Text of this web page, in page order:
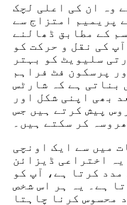
وہ ان کی اعلی لچک
پریمیم امتزاج سے
کے مطابق ڈھالنے
کی نقل و حرکت کو
سلیویٹ کو بہتر
پرسکون فٹ فراہم
بناتی ہے کہ شارٹس
بھی اپنی شکل اور
پیش کرتے ہیں جس
کر سکتے ہیں۔
میں سے ایک اونچی
اختراعی ڈیزائن
کرتا ہے، آپ کو
ہے۔ یہ ہر اس شخص
محسوس کرنا چاہتا